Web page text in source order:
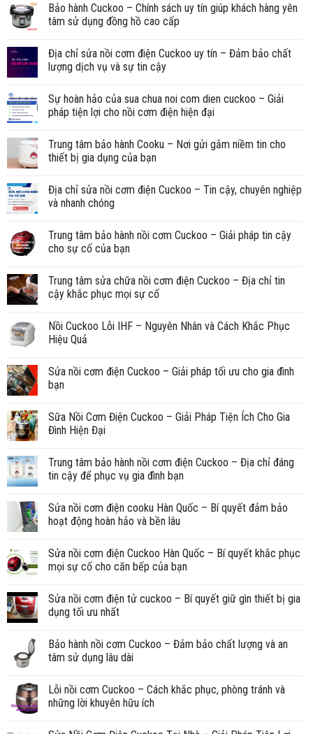
Bảo hành Cuckoo – Chính sách uy tín giúp khách hàng yên
tâm sử dụng đồng hồ cao cấp
Địa chỉ sửa nồi cơm điện Cuckoo uy tín – Đảm bảo chất
lượng dịch vụ và sự tin cậy
Sự hoàn hảo của sua chua noi com dien cuckoo – Giải
pháp tiện lợi cho nồi cơm điện hiện đại
Trung tâm bảo hành Cooku – Nơi gửi gắm niềm tin cho
thiết bị gia dụng của bạn
Địa chỉ sửa nồi cơm điện Cuckoo – Tin cậy, chuyên nghiệp
và nhanh chóng
Trung tâm bảo hành nồi cơm Cuckoo – Giải pháp tin cậy
cho sự cố của bạn
Trung tâm sửa chữa nồi cơm điện Cuckoo – Địa chỉ tin
cậy khắc phục mọi sự cố
Nồi Cuckoo Lỗi IHF – Nguyên Nhân và Cách Khắc Phục
Hiệu Quả
Sửa nồi cơm điện Cuckoo – Giải pháp tối ưu cho gia đình
bạn
Sữa Nồi Cơm Điện Cuckoo – Giải Pháp Tiện Ích Cho Gia
Đình Hiện Đại
Trung tâm bảo hành nồi cơm điện Cuckoo – Địa chỉ đáng
tin cậy để phục vụ gia đình bạn
Sửa nồi cơm điện cooku Hàn Quốc – Bí quyết đảm bảo
hoạt động hoàn hảo và bền lâu
Sửa nồi cơm điện Cuckoo Hàn Quốc – Bí quyết khắc phục
mọi sự cố cho căn bếp của bạn
Sửa nồi cơm điện tử cuckoo – Bí quyết giữ gìn thiết bị gia
dụng tối ưu nhất
Bảo hành nồi cơm Cuckoo – Đảm bảo chất lượng và an
tâm sử dụng lâu dài
Lỗi nồi cơm Cuckoo – Cách khắc phục, phòng tránh và
những lời khuyên hữu ích